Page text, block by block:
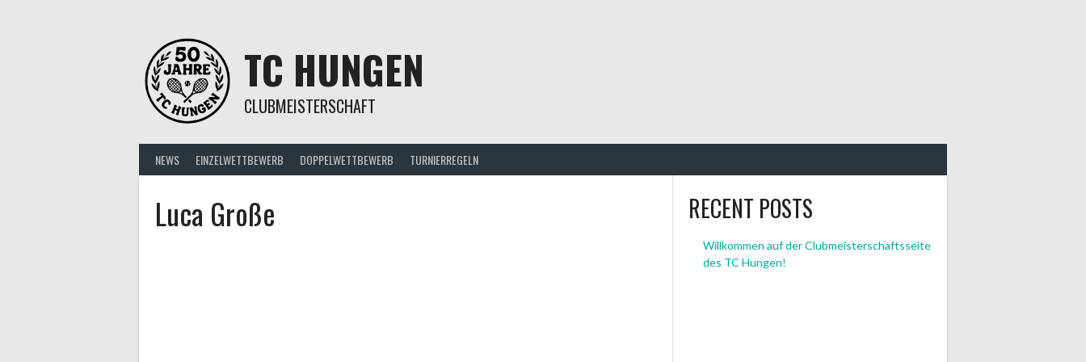
TC HUNGEN
CLUBMEISTERSCHAFT
NEWS EINZELWETTBEWERB DOPPELWETTBEWERB TURNIERREGELN
Luca Große RECENT POSTS
Willkommen auf der Clubmeisterschaftsseite
des TC Hungen!